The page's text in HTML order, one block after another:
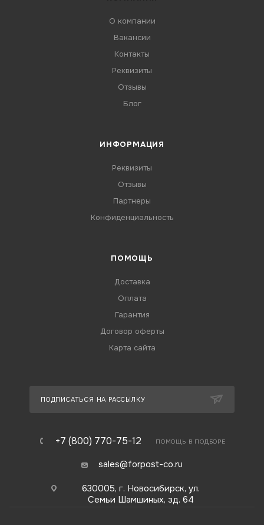
О компании
Вакансии
Контакты
Реквизиты
Отзывы
Блог
ИНФОРМАЦИЯ
Реквизиты
Отзывы
Партнеры
Конфиденциальность
ПОМОЩЬ
Доставка
Оплата
Гарантия
Договор оферты
Карта сайта
ПОДПИСАТЬСЯ НА РАССЫЛКУ
+7 (800) 770-75-12 ПОМОЩЬ В ПОДБОРЕ
sales@forpost-co.ru
630005, г. Новосибирск, ул.
Семьи Шамшиных, зд. 64